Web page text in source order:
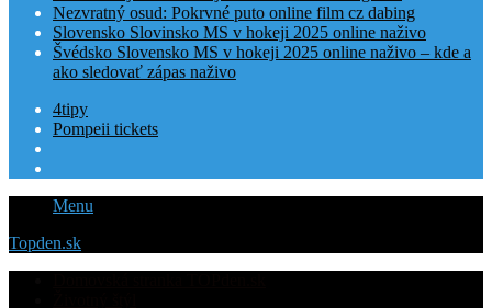
Nezvratný osud: Pokrvné puto online film cz dabing
Slovensko Slovinsko MS v hokeji 2025 online naživo
Švédsko Slovensko MS v hokeji 2025 online naživo – kde a
ako sledovať zápas naživo
4tipy
Pompeii tickets
Menu
Topden.sk